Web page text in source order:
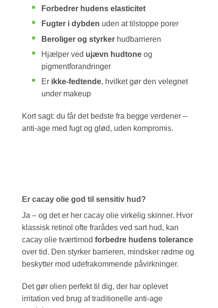
Forbedrer hudens elasticitet
Fugter i dybden uden at tilstoppe porer
Beroliger og styrkerhudbarrieren
Hjælper ved ujævn hudtoneog
pigmentforandringer
Er ikke-fedtende, hvilket gør den velegnet
under makeup
Kort sagt: du får det bedste fra begge verdener –
anti-age med fugt og glød, uden kompromis.
Er cacay olie god til sensitiv hud?
Ja – og det er her cacay olie virkelig skinner. Hvor
klassisk retinol ofte frarådes ved sart hud, kan
cacay olie tværtimod forbedre hudens tolerance
over tid. Den styrker barrieren, mindsker rødme og
beskytter mod udefrakommende påvirkninger.
Det gør olien perfekt til dig, der har oplevet
irritation ved brug af traditionelle anti-age